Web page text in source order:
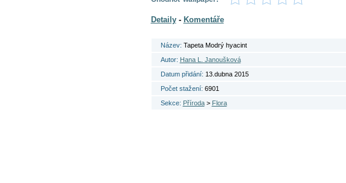
Detaily- Komentáře
Název: Tapeta Modrý hyacint
Autor: Hana L. Janoušková
Datum přidání: 13.dubna 2015
Počet stažení: 6901
Sekce: Příroda> Flora